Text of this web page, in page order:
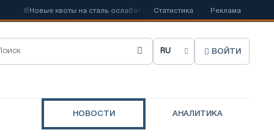
Новые квоты на сталь ослабят конкуренцию в Соединенном
Статистика Реклама
В
б
ВОЙТИ
НОВОСТИ АНАЛИТИКА